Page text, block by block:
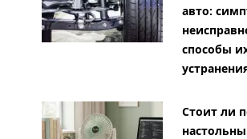
авто:
способы
Стоит ли